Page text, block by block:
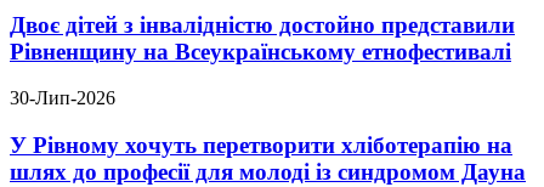
Двоє дітей з інвалідністю достойно представили
Рівненщину на Всеукраїнському етнофестивалі
30-Лип-2026
У Рівному хочуть перетворити хліботерапію на
шлях до професії для молоді із синдромом Дауна